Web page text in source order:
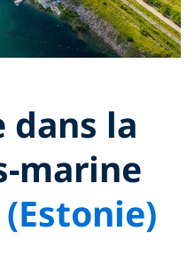
dans la
marine
(Estonie)